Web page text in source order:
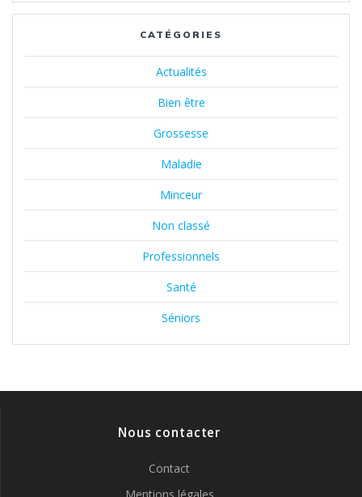
CATÉGORIES
Actualités
Bien être
Grossesse
Maladie
Minceur
Non classé
Professionnels
Santé
Séniors
Nous contacter
Contact